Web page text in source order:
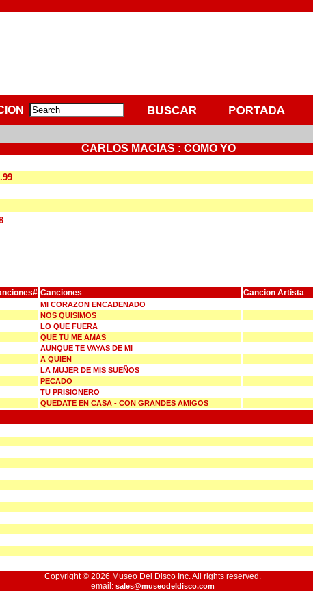
CARLOS MACIAS : COMO YO
Canciones Cancion Artista
MI CORAZON ENCADENADO
NOS QUISIMOS
LO QUE FUERA
QUE TU ME AMAS
AUNQUE TE VAYAS DE MI
A QUIEN
LA MUJER DE MIS SUEÑOS
PECADO
TU PRISIONERO
QUEDATE EN CASA - CON GRANDES AMIGOS
Copyright © 2026 Museo Del Disco Inc. All rights reserved.
email: sales@museodeldisco.com